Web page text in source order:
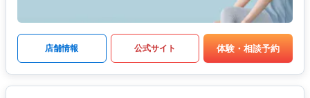
店舗情報 公式サイト 体験・相談予約